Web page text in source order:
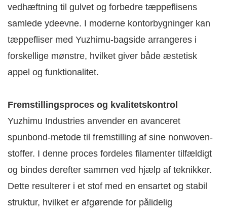
vedhæftning til gulvet og forbedre tæppeflisens
samlede ydeevne. I moderne kontorbygninger kan
tæppefliser med Yuzhimu-bagside arrangeres i
forskellige mønstre, hvilket giver både æstetisk
appel og funktionalitet.
Fremstillingsproces og kvalitetskontrol
Yuzhimu Industries anvender en avanceret
spunbond-metode til fremstilling af sine nonwoven-
stoffer. I denne proces fordeles filamenter tilfældigt
og bindes derefter sammen ved hjælp af teknikker.
Dette resulterer i et stof med en ensartet og stabil
struktur, hvilket er afgørende for pålidelig